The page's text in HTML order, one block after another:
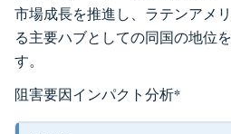
市場成長を推進し、ラテンアメ
る主要ハブとしての同国の地位
す。
阻害要因インパクト分析*